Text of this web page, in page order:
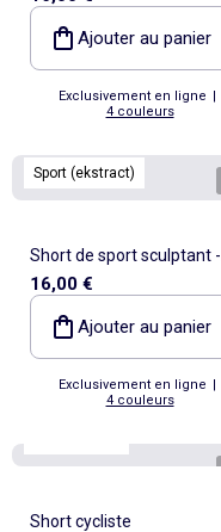
Ajouter au panier
Exclusivement en ligne |
4 couleurs
Sport (ekstract)
Short de sport sculptant -
(ekstract)
16,00 €
Ajouter au panier
Exclusivement en ligne |
4 couleurs
Short cycliste